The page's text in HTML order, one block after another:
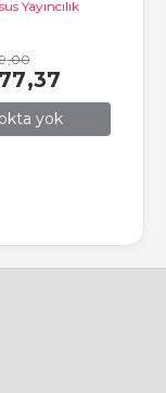
yok
Yayıncılık
,00
,37